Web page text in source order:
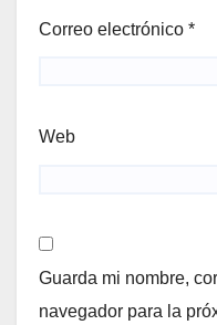
Correo electrónico *
Web
Guarda mi nombre,
navegador para la